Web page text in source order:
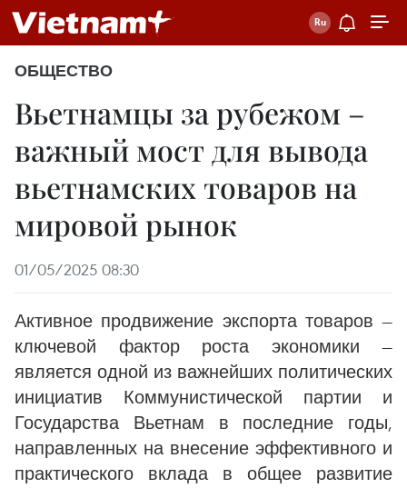
ОБЩЕСТВО
Вьетнамцы за рубежом –
важный мост для вывода
вьетнамских товаров на
мировой рынок
01/05/2025 08:30
Активное продвижение экспорта товаров —
ключевой фактор роста экономики —
является одной из важнейших политических
инициатив Коммунистической партии и
Государства Вьетнам в последние годы,
направленных на внесение эффективного и
практического вклада в общее развитие